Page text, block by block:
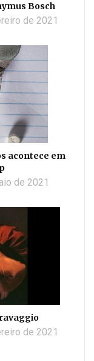
Bosch
de 2021
acontece em
de 2021
de 2021